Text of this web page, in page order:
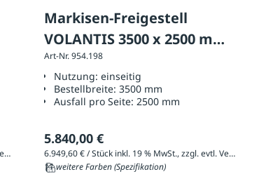
6.824,65 € / Stück inkl. 19 % MwSt., zzgl. evtl. Versandkosten
Markisen-Freigestell
VOLANTIS 3500 x 2500 mm,
Ausführung: einseitig
Art-Nr. 954.198
Nutzung: einseitig
Bestellbreite: 3500 mm
Ausfall pro Seite: 2500 mm
5.840,00 €
6.949,60 € / Stück inkl. 19 % MwSt., zzgl. evtl. Versandkosten
11 weitere Farben (Spezifikation)